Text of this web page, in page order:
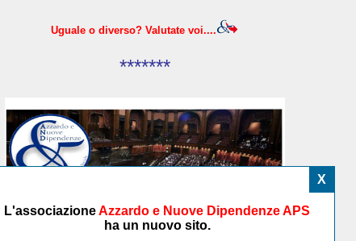
X
L'associazioneAzzardo e Nuove Dipendenze APS
ha un nuovo sito.
Uguale o diverso? Valutate voi....
*******